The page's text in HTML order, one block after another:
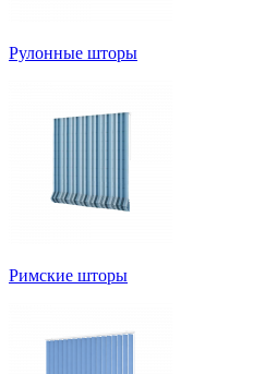
Рулонные шторы
Римские шторы